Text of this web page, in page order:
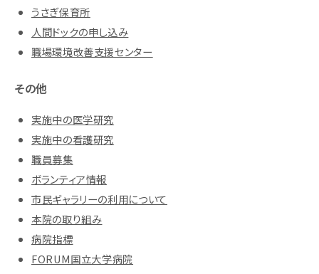
うさぎ保育所
人間ドックの申し込み
職場環境改善支援センター
その他
実施中の医学研究
実施中の看護研究
職員募集
ボランティア情報
市民ギャラリーの利用について
本院の取り組み
病院指標
FORUM国立大学病院